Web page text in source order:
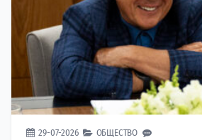
29-07-2026 ОБЩЕСТВО